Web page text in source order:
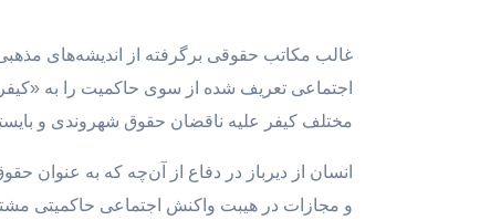
غالب مکاتب حقوقی برگرفته از اندیشه‌های
اجتماعی تعریف شده از سوی حاکمیت را به
مختلف کیفر علیه ناقضان حقوق شهروندی و
انسان از دیرباز در دفاع از آن‌چه که به عنوان
و مجازات در هیبت واکنش اجتماعی حاکمیتی